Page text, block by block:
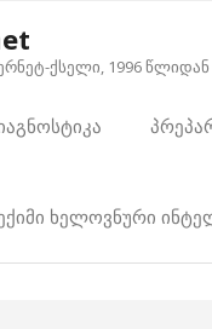
ქსელი, 1996 წლიდან
ხელოვნური